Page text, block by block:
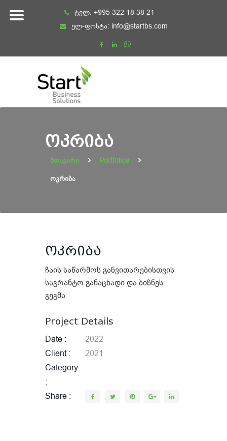
ტელ: +995 322 18 38 21
ელ-ფოსტა: info@startbs.com
ᲝᲙᲠᲘᲑᲐ
მთავარი Portfolios
ოკრიბა
ოკრიბა
ჩაის საწარმოს განვითარებისთვის
საგრანტო განაცხადი და ბიზნეს
გეგმა
Project Details
Date
2022
Client
2021
Category
Share